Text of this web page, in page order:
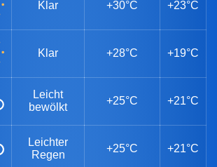
Klar +30°C +23°C
Klar +28°C +19°C
Leicht
bewölkt
+25°C +21°C
Leichter
Regen
+25°C +21°C